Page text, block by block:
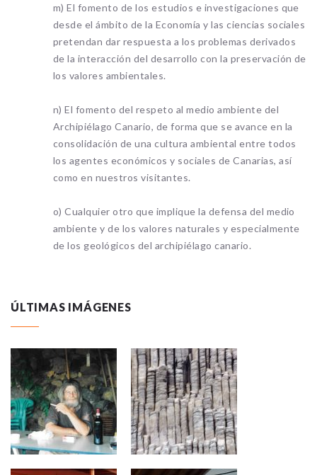
m) El fomento de los estudios e investigaciones que
desde el ámbito de la Economía y las ciencias sociales
pretendan dar respuesta a los problemas derivados
de la interacción del desarrollo con la preservación de
los valores ambientales.
n) El fomento del respeto al medio ambiente del
Archipiélago Canario, de forma que se avance en la
consolidación de una cultura ambiental entre todos
los agentes económicos y sociales de Canarias, así
como en nuestros visitantes.
o) Cualquier otro que implique la defensa del medio
ambiente y de los valores naturales y especialmente
de los geológicos del archipiélago canario.
ÚLTIMAS IMÁGENES